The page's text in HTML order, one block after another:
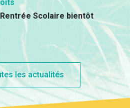
Scolaire bientôt
les actualités